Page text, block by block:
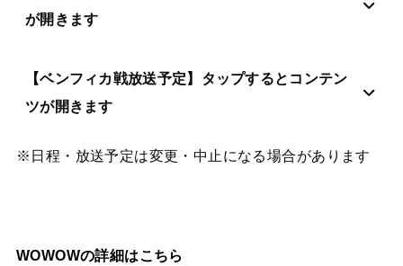
が開きます
【ベンフィカ戦放送予定】タップするとコンテン
ツが開きます
※日程・放送予定は変更・中止になる場合があります
WOWOWの詳細はこちら